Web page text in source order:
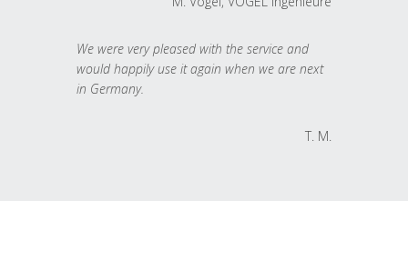
We were very pleased with the service and
would happily use it again when we are next
in Germany.
T. M.